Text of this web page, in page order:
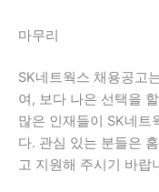
마무리
SK네트웍스 채용공고
여, 보다 나은 선택을
많은 인재들이 SK네트
다. 관심 있는 분들은
고 지원해 주시기 바랍